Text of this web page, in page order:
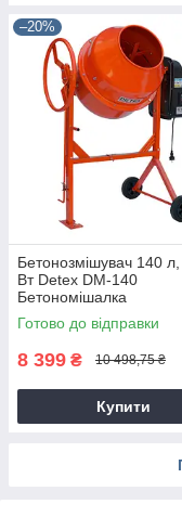
–20%
Бетонозмішувач 140
Вт Detex DM-140
Бетономішалка
Готово до відправки
8 399 ₴ 10 498,75 ₴
Купити